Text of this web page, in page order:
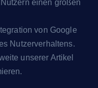
einen großen
von Google
Nutzerverhaltens.
unserer Artikel